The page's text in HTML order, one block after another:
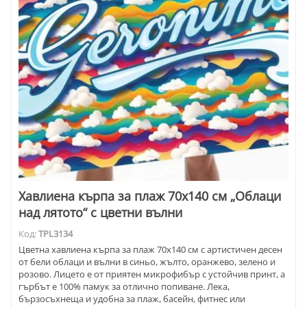
Хавлиена кърпа за плаж 70х140 см „Облаци
над лятото“ с цветни вълни
Код:TPL3134
Цветна хавлиена кърпа за плаж 70х140 см с артистичен десен
от бели облаци и вълни в синьо, жълто, оранжево, зелено и
розово. Лицето е от приятен микрофибър с устойчив принт, а
гърбът е 100% памук за отлично попиване. Лека,
бързосъхнеща и удобна за плаж, басейн, фитнес или